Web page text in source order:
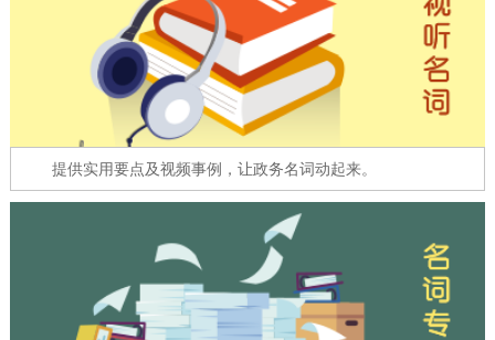
12345网上接诉即办 我要咨询 我要建议
参与调查 在线访谈 图说互动
走进北京
北京概况 十六区概览 人文北京
图说北京 视频北京
多语种
提供实用要点及视频事例，让政务名词动起来。